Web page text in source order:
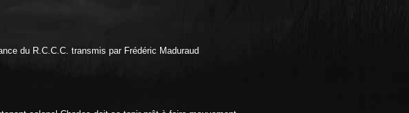
du R.C.C.C. transmis par Frédéric Maduraud